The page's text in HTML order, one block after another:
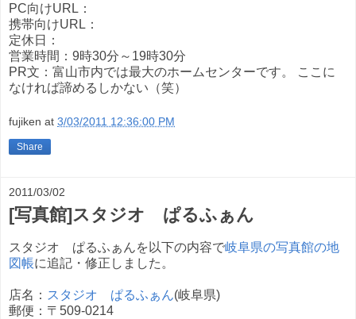
PC向けURL：
携帯向けURL：
定休日：
営業時間：9時30分～19時30分
PR文：富山市内では最大のホームセンターです。 ここに
なければ諦めるしかない（笑）
fujiken at 3/03/2011 12:36:00 PM
Share
2011/03/02
[写真館]スタジオ ぱるふぁん
スタジオ ぱるふぁんを以下の内容で岐阜県の写真館の地
図帳に追記・修正しました。
店名： スタジオ ぱるふぁん(岐阜県)
郵便：〒509-0214